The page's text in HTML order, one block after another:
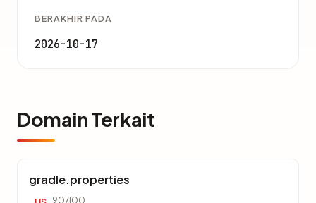
BERAKHIR PADA
2026-10-17
Domain Terkait
gradle.properties
90/100